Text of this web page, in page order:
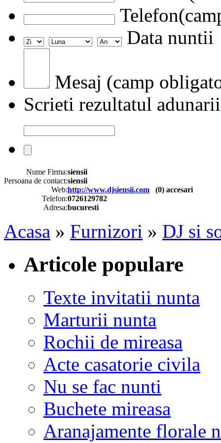
Data nuntii
Mesaj (camp
Scrieti rezultatul adunarii
Nume Firma:siensii
Persoana de contact:siensii
Web:http://www.djsiensii.com (0) accesari
Telefon:0726129782
Adresa:bucuresti
Acasa » Furnizori » DJ si
Articole populare
Texte invitatii nunta
Marturii nunta
Rochii de mireasa
Acte casatorie civila
Nu se fac nunti
Buchete mireasa
Aranajamente florale